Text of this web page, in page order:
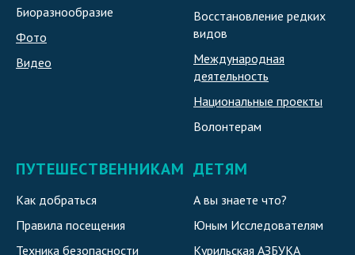
Биоразнообразие
Фото
Видео
Восстановление редких
видов
Международная
деятельность
Национальные проекты
Волонтерам
ПУТЕШЕСТВЕННИКАМ
Как добраться
Правила посещения
Техника безопасности
ДЕТЯМ
А вы знаете что?
Юным Исследователям
Курильская АЗБУКА